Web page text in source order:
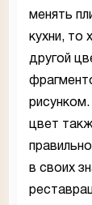
менять
кухни, то
другой
цвет
в своих